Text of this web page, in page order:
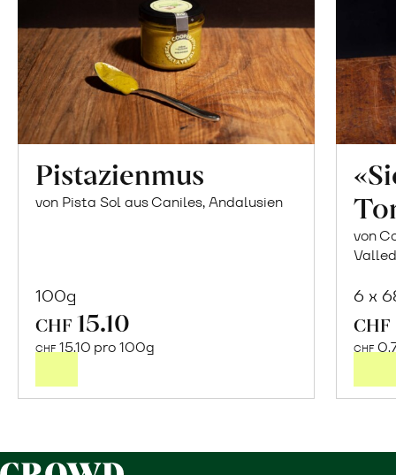
Pistazienmus
von Pista Sol aus Caniles, Andalusien
100g
CHF 15.10
CHF15.10 pro 100gden
von
6 x
CHF
CHF